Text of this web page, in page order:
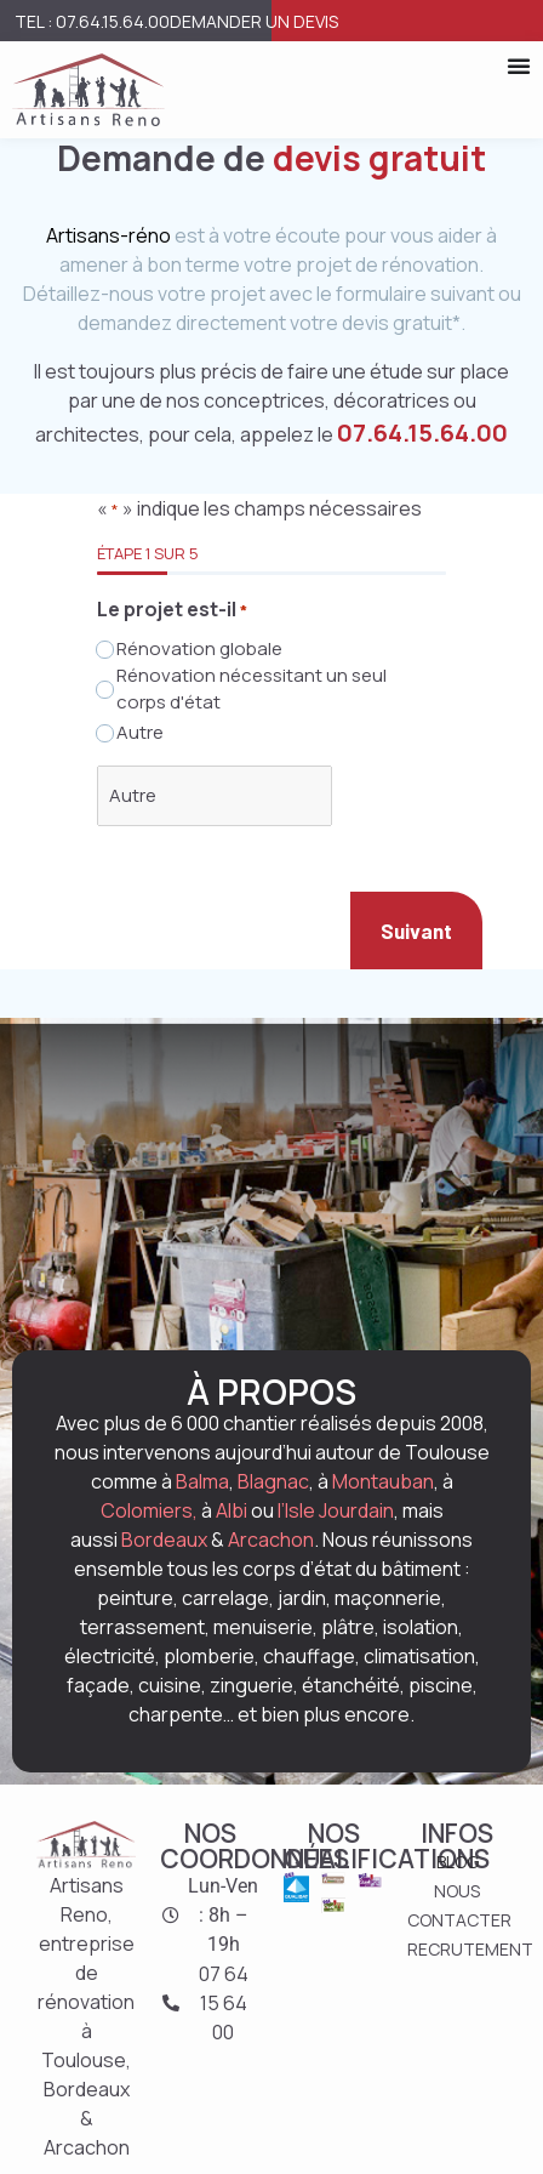
TEL : 07.64.15.64.00DEMANDER UN DEVIS
Demande de devis gratuit
Artisans-réno est à votre écoute pour vous aider à
amener à bon terme votre projet de rénovation.
Détaillez-nous votre projet avec le formulaire suivant ou
demandez directement votre devis gratuit*.
Il est toujours plus précis de faire une étude sur place
par une de nos conceptrices, décoratrices ou
architectes, pour cela, appelez le 07.64.15.64.00
« * » indique les champs nécessaires
ÉTAPE1 SUR 5
Le projet est-il *
Rénovation globale
Rénovation nécessitant un seul
corps d'état
Autre
À PROPOS
Avec plus de 6 000 chantier réalisés depuis 2008,
nous intervenons aujourd’hui autour de Toulouse
comme àBalma, Blagnac, àMontauban, à
Colomiers, àAlbioul’Isle Jourdain, mais
aussiBordeaux&Arcachon. Nous réunissons
ensemble tous les corps d’état du bâtiment :
peinture, carrelage, jardin, maçonnerie,
terrassement, menuiserie, plâtre, isolation,
électricité, plomberie, chauffage, climatisation,
façade, cuisine, zinguerie, étanchéité, piscine,
charpente… et bien plus encore.
Artisans
Reno,
entreprise
de
rénovation
à
Toulouse,
Bordeaux
&
Arcachon
NOS
COORDONNÉES
Lun-Ven
: 8h –
19h
07 64
15 64
00
NOS
QUALIFICATIONS
INFOS
BLOG
NOUS
CONTACTER
RECRUTEMENT